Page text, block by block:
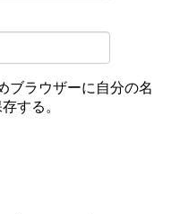
ブラウザーに自分の名
する。